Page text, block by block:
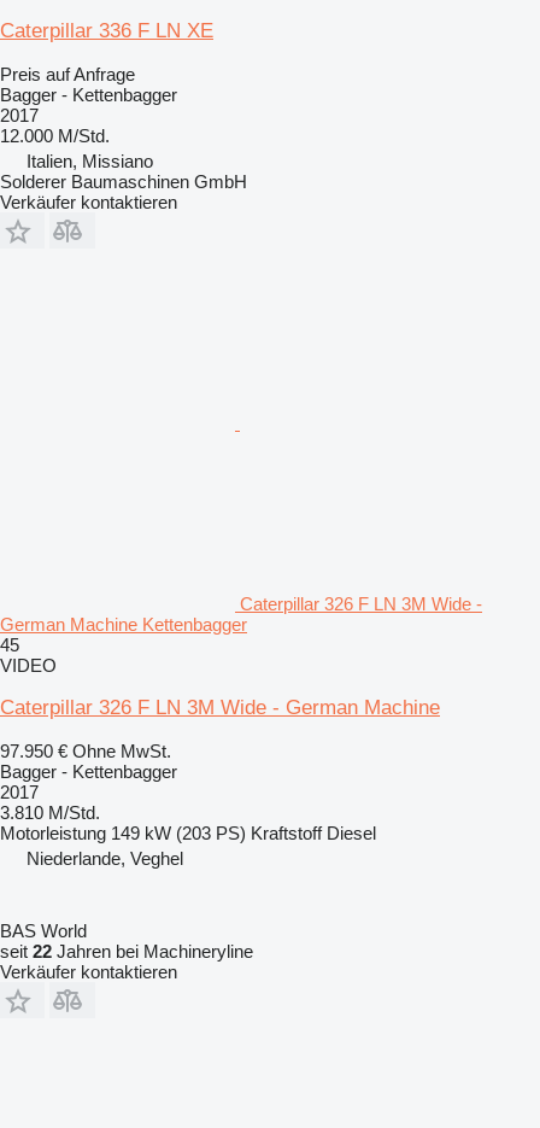
Caterpillar 336 F LN XE
Preis auf Anfrage
Bagger - Kettenbagger
2017
12.000 M/Std.
Italien, Missiano
Solderer Baumaschinen GmbH
Verkäufer kontaktieren
Caterpillar 326 F LN 3M Wide -
German Machine Kettenbagger
45
VIDEO
Caterpillar 326 F LN 3M Wide - German Machine
97.950 € Ohne MwSt.
Bagger - Kettenbagger
2017
3.810 M/Std.
Motorleistung 149 kW (203 PS) Kraftstoff Diesel
Niederlande, Veghel
BAS World
seit 22 Jahren bei Machineryline
Verkäufer kontaktieren